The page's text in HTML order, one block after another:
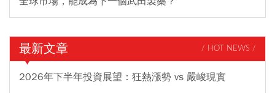
最新文章 / HOT NEWS /
2026年下半年投資展望：狂熱漲勢 vs 嚴峻現實